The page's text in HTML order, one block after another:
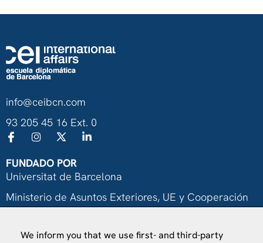
info@ceibcn.com
93 205 45 16 Ext. 0
FUNDADO POR
Universitat de Barcelona
Ministerio de Asuntos Exteriores, UE y Cooperación
We inform you that we use first- and third-party